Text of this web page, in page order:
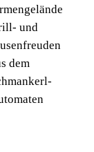
und
dem